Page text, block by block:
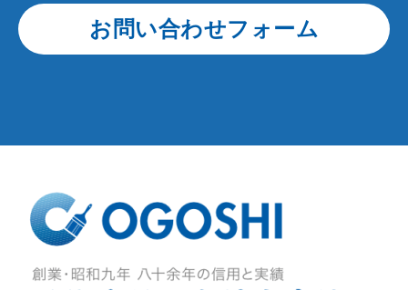
お問い合わせフォーム